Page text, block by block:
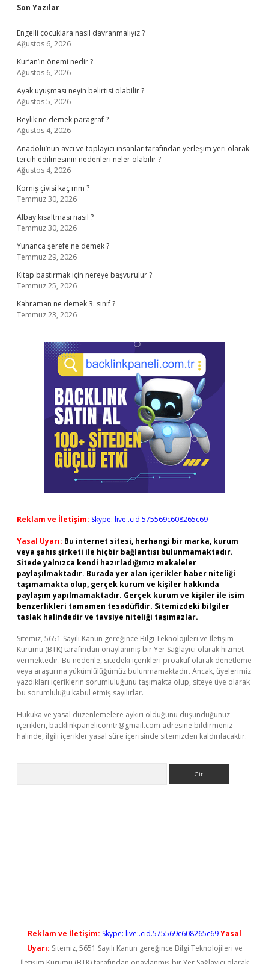
Sidebar
Son Yazılar
Engelli çocuklara nasıl davranmalıyız ?
Ağustos 6, 2026
Kur’an’ın önemi nedir ?
Ağustos 6, 2026
Ayak uyuşması neyin belirtisi olabilir ?
Ağustos 5, 2026
Beylik ne demek paragraf ?
Ağustos 4, 2026
Anadolu’nun avcı ve toplayıcı insanlar tarafından yerleşim yeri olarak
tercih edilmesinin nedenleri neler olabilir ?
Ağustos 4, 2026
Korniş çivisi kaç mm ?
Temmuz 30, 2026
Albay kısaltması nasıl ?
Temmuz 30, 2026
Yunanca şerefe ne demek ?
Temmuz 29, 2026
Kitap bastırmak için nereye başvurulur ?
Temmuz 25, 2026
Kahraman ne demek 3. sınıf ?
Temmuz 23, 2026
Reklam ve İletişim: Skype: live:.cid.575569c608265c69
Yasal Uyarı: Bu internet sitesi, herhangi bir marka, kurum
veya şahıs şirketi ile hiçbir bağlantısı bulunmamaktadır.
Sitede yalnızca kendi hazırladığımız makaleler
paylaşılmaktadır. Burada yer alan içerikler haber niteliği
taşımamakta olup, gerçek kurum ve kişiler hakkında
paylaşım yapılmamaktadır. Gerçek kurum ve kişiler ile isim
benzerlikleri tamamen tesadüfidir. Sitemizdeki bilgiler
taslak halindedir ve tavsiye niteliği taşımazlar.
Sitemiz, 5651 Sayılı Kanun gereğince Bilgi Teknolojileri ve İletişim
Kurumu (BTK) tarafından onaylanmış bir Yer Sağlayıcı olarak hizmet
vermektedir. Bu nedenle, sitedeki içerikleri proaktif olarak denetleme
veya araştırma yükümlülüğümüz bulunmamaktadır. Ancak, üyelerimiz
yazdıkları içeriklerin sorumluluğunu taşımakta olup, siteye üye olarak
bu sorumluluğu kabul etmiş sayılırlar.
Hukuka ve yasal düzenlemelere aykırı olduğunu düşündüğünüz
içerikleri, backlinkpanelicomtr@gmail.com adresine bildirmeniz
halinde, ilgili içerikler yasal süre içerisinde sitemizden kaldırılacaktır.
Reklam ve İletişim: Skype: live:.cid.575569c608265c69Yasal
Uyarı: Sitemiz, 5651 Sayılı Kanun gereğince Bilgi Teknolojileri ve